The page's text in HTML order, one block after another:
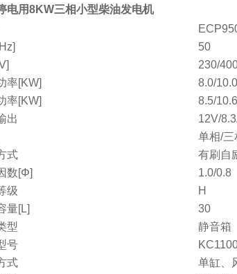
电用8KW三相小型柴油发电机
50
230/
率[KW]
8.0/10.0
率[KW]
8.5/10.6
出
12V/
单相/三
式
有刷自
数[Φ]
1.0/0.8
级
H
量[L]
30
型
静音箱
号
式
单缸、